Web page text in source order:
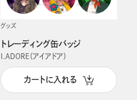
グッズ
トレーディング缶バッジ
I.ADORE（アイアドア）
カートに入れる